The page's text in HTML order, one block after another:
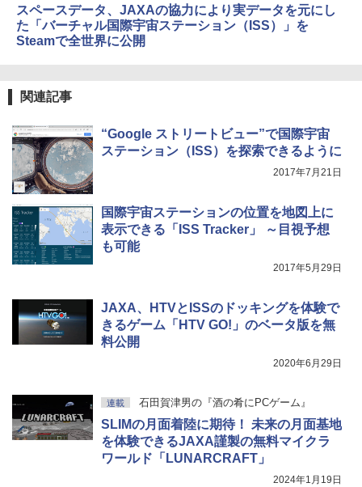
スペースデータ、JAXAの協力により実データを元にし
た「バーチャル国際宇宙ステーション（ISS）」を
Steamで全世界に公開
関連記事
“Google ストリートビュー”で国際宇宙
ステーション（ISS）を探索できるように
2017年7月21日
国際宇宙ステーションの位置を地図上に
表示できる「ISS Tracker」 ～目視予想
も可能
2017年5月29日
JAXA、HTVとISSのドッキングを体験で
きるゲーム「HTV GO!」のベータ版を無
料公開
2020年6月29日
連載 石田賀津男の『酒の肴にPCゲーム』
SLIMの月面着陸に期待！ 未来の月面基地
を体験できるJAXA謹製の無料マイクラ
ワールド「LUNARCRAFT」
2024年1月19日